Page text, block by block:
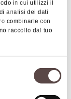
in cui utilizzi il
analisi dei dati
combinarle con
raccolto dal tuo